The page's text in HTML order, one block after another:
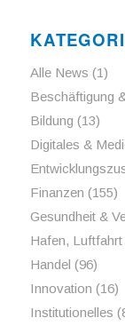
Alle News (1)
Beschäftigung
Bildung (13)
Digitales &
Finanzen (155)
Gesundheit &
Hafen,
Handel (96)
Innovation (16)
Institutionelles